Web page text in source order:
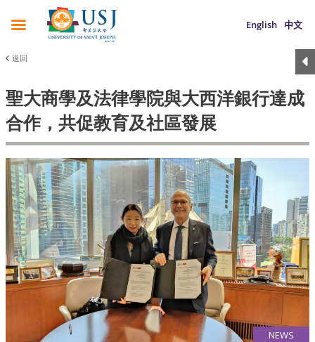
English 中文
返回
聖大商學及法律學院與大西洋銀行達成
合作，共促教育及社區發展
NEWS